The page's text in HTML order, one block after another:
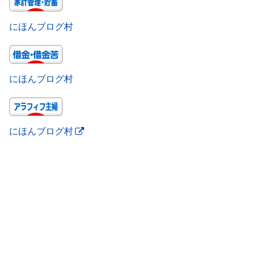
にほんブログ村
にほんブログ村
にほんブログ村